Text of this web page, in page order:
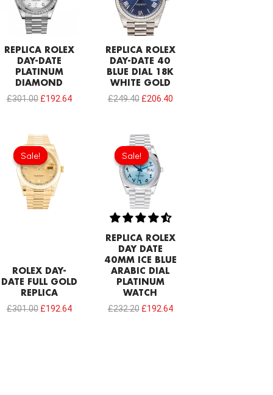
REPLICA ROLEX
DAY-DATE
PLATINUM
DIAMOND
£301.00 £192.64
REPLICA ROLEX
DAY-DATE 40
BLUE DIAL 18K
WHITE GOLD
£249.40 £206.40
Sale!
Sale!
ROLEX DAY-
DATE FULL GOLD
REPLICA
£301.00
Original
price
was:
£301.00.
£192.64
Sale!
Sale!
REPLICA ROLEX
DAY DATE
40MM ICE BLUE
ARABIC DIAL
PLATINUM
WATCH
£232.20
Original
price
was:
£232.20.
£192.64